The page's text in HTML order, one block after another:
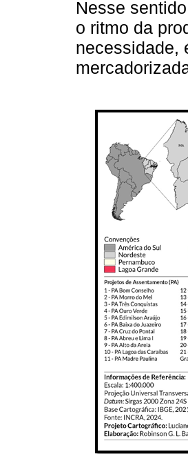
Nesse
o ritmo da
necessidade,